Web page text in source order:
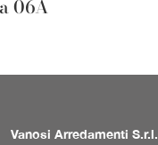
06A
Vanosi Arredamenti S.r.l.